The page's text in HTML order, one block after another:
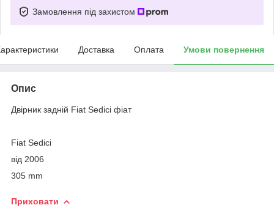
Замовлення під захистом
Доставка Оплата Умови повернення
Опис
Двірник задній Fiat Sedici фіат
Fiat Sedici
від 2006
305 mm
Приховати